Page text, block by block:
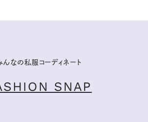
んなの私服コーディネート
SNAP